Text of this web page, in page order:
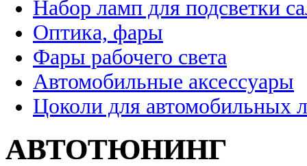
Набор ламп для подсветки
Оптика, фары
Фары рабочего света
Автомобильные аксессуары
Цоколи для автомобильных
АВТОТЮНИНГ